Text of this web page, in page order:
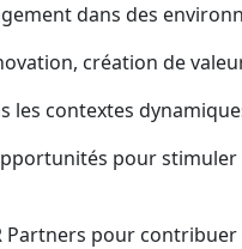
dans des
création de
les contextes
pour
Partners pour